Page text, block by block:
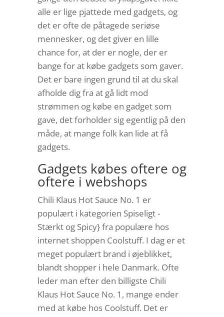
alle er lige pjattede med gadgets, og
det er ofte de påtagede seriøse
mennesker, og det giver en lille
chance for, at der er nogle, der er
bange for at købe gadgets som gaver.
Det er bare ingen grund til at du skal
afholde dig fra at gå lidt mod
strømmen og købe en gadget som
gave, det forholder sig egentlig på den
måde, at mange folk kan lide at få
gadgets.
Gadgets købes oftere og
oftere i webshops
Chili Klaus Hot Sauce No. 1 er
populært i kategorien Spiseligt -
Stærkt og Spicy} fra populære hos
internet shoppen Coolstuff. I dag er et
meget populært brand i øjeblikket,
blandt shopper i hele Danmark. Ofte
leder man efter den billigste Chili
Klaus Hot Sauce No. 1, mange ender
med at købe hos Coolstuff. Det er